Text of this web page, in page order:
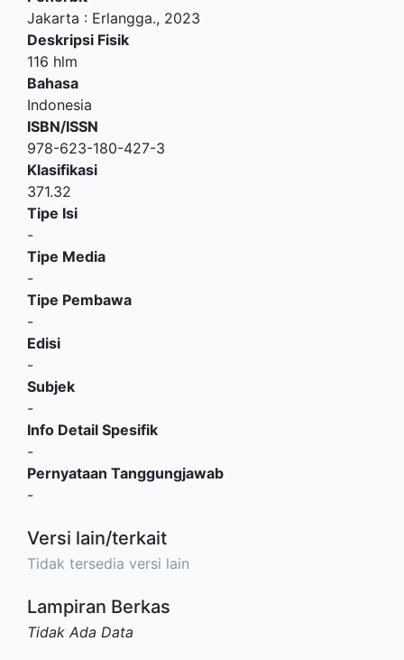
Jakarta : Erlangga., 2023
Deskripsi Fisik
116 hlm
Bahasa
Indonesia
ISBN/ISSN
978-623-180-427-3
Klasifikasi
371.32
Tipe Isi
-
Tipe Media
-
Tipe Pembawa
-
Edisi
-
Subjek
-
Info Detail Spesifik
-
Pernyataan Tanggungjawab
-
Versi lain/terkait
Tidak tersedia versi lain
Lampiran Berkas
Tidak Ada Data